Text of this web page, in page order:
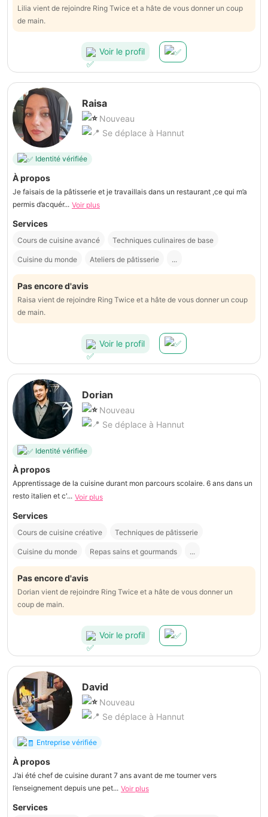
Lilia vient de rejoindre Ring Twice et a hâte de vous donner un coup
de main.
Voir le profil
Raisa
Nouveau
Se déplace à Hannut
Identité vérifiée
À propos
Je faisais de la pâtisserie et je travaillais dans un restaurant ,ce qui m’a
permis d’acquér... Voir plus
Services
Cours de cuisine avancé Techniques culinaires de base
Cuisine du monde Ateliers de pâtisserie ...
Pas encore d'avis
Raisa vient de rejoindre Ring Twice et a hâte de vous donner un coup
de main.
Voir le profil
Dorian
Nouveau
Se déplace à Hannut
Identité vérifiée
À propos
Apprentissage de la cuisine durant mon parcours scolaire. 6 ans dans un
resto italien et c'... Voir plus
Services
Cours de cuisine créative Techniques de pâtisserie
Cuisine du monde Repas sains et gourmands ...
Pas encore d'avis
Dorian vient de rejoindre Ring Twice et a hâte de vous donner un
coup de main.
Voir le profil
David
Nouveau
Se déplace à Hannut
Entreprise vérifiée
À propos
J’ai été chef de cuisine durant 7 ans avant de me tourner vers
l’enseignement depuis une pet... Voir plus
Services